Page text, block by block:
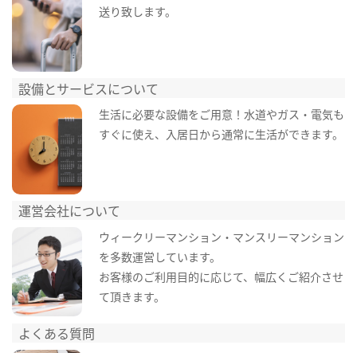
送り致します。
設備とサービスについて
生活に必要な設備をご用意！水道やガス・電気も
すぐに使え、入居日から通常に生活ができます。
運営会社について
ウィークリーマンション・マンスリーマンション
を多数運営しています。
お客様のご利用目的に応じて、幅広くご紹介させ
て頂きます。
よくある質問